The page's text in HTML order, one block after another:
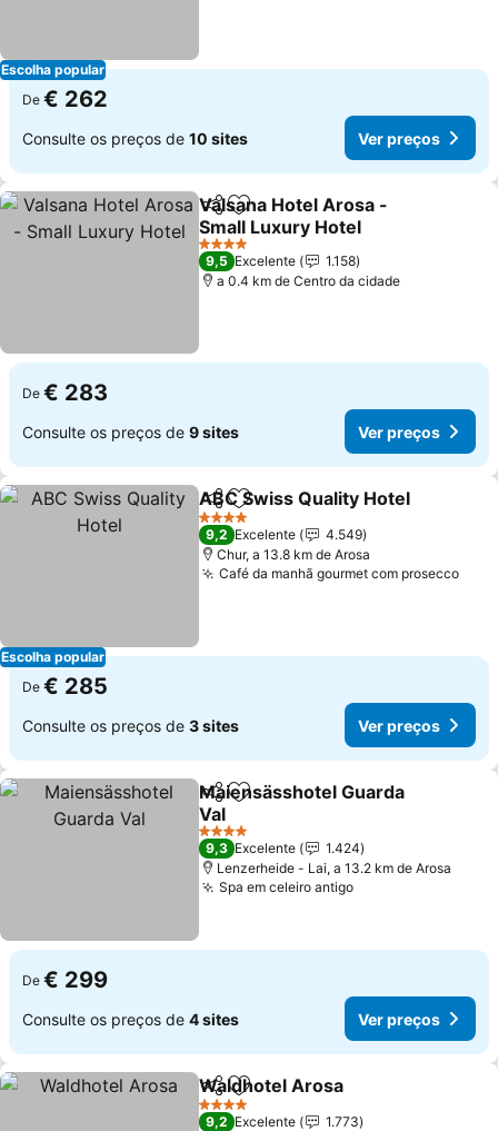
Escolha popular
De € 262
Consulte os preços de 10 sites Ver preços
PartilharAdicionar aos favoritos
Valsana Hotel Arosa -
Small Luxury Hotel
4 Estrelas
9,5 Excelente
1.158
a 0.4 km de Centro da cidade
De € 283
Consulte os preços de 9 sites Ver preços
Escolha popular
PartilharAdicionar aos favoritos
ABC Swiss Quality Hotel
4 Estrelas
9,2 Excelente
4.549
Chur, a 13.8 km de Arosa
Café da manhã gourmet com prosecco
De € 285
Consulte os preços de 3 sites Ver preços
PartilharAdicionar aos favoritos
Maiensässhotel Guarda
Val
4 Estrelas
9,3 Excelente
1.424
Lenzerheide - Lai, a 13.2 km de Arosa
Spa em celeiro antigo
De € 299
Consulte os preços de 4 sites Ver preços
PartilharAdicionar aos favoritos
Waldhotel Arosa
4 Estrelas
9,2 Excelente
1.773